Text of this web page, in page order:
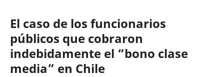
El caso de los funcionarios
públicos que cobraron
indebidamente el “bono clase
media” en Chile